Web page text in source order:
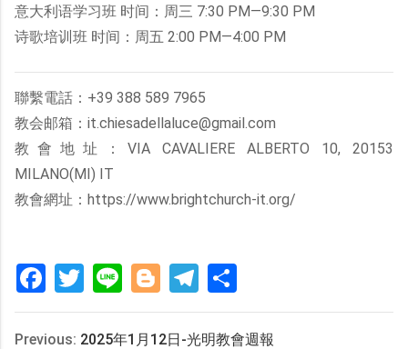
意大利语学习班 时间：周三 7:30 PM—9:30 PM
诗歌培训班 时间：周五 2:00 PM—4:00 PM
聯繫電話：+39 388 589 7965
教会邮箱：it.chiesadellaluce@gmail.com
教會地址：VIA CAVALIERE ALBERTO 10, 20153
MILANO(MI) IT
教會網址：https://www.brightchurch-it.org/
FacebookTwitter Line Blogger Telegram
Previous: 2025年1月12日-光明教會週報